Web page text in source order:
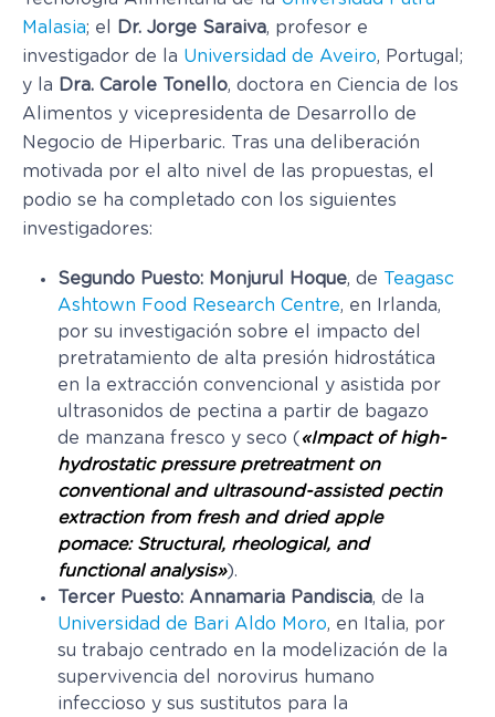
Malasia; el Dr. Jorge Saraiva, profesor e
investigador de la Universidad de Aveiro, Portugal;
y la Dra. Carole Tonello, doctora en Ciencia de los
Alimentos y vicepresidenta de Desarrollo de
Negocio de Hiperbaric. Tras una deliberación
motivada por el alto nivel de las propuestas, el
podio se ha completado con los siguientes
investigadores:
Segundo Puesto: Monjurul Hoque, de Teagasc
Ashtown Food Research Centre, en Irlanda,
por su investigación sobre el impacto del
pretratamiento de alta presión hidrostática
en la extracción convencional y asistida por
ultrasonidos de pectina a partir de bagazo
de manzana fresco y seco ( «Impact of high-
hydrostatic pressure pretreatment on
conventional and ultrasound-assisted pectin
extraction from fresh and dried apple
pomace: Structural, rheological, and
functional analysis»).
Tercer Puesto: Annamaria Pandiscia, de la
Universidad de Bari Aldo Moro, en Italia, por
su trabajo centrado en la modelización de la
supervivencia del norovirus humano
infeccioso y sus sustitutos para la